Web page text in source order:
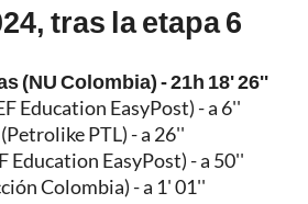
tras la etapa 6
(NU Colombia) - 21h 18' 26''
Education EasyPost) - a 6''
PTL) - a 26''
Education EasyPost) - a 50''
Colombia) - a 1' 01''